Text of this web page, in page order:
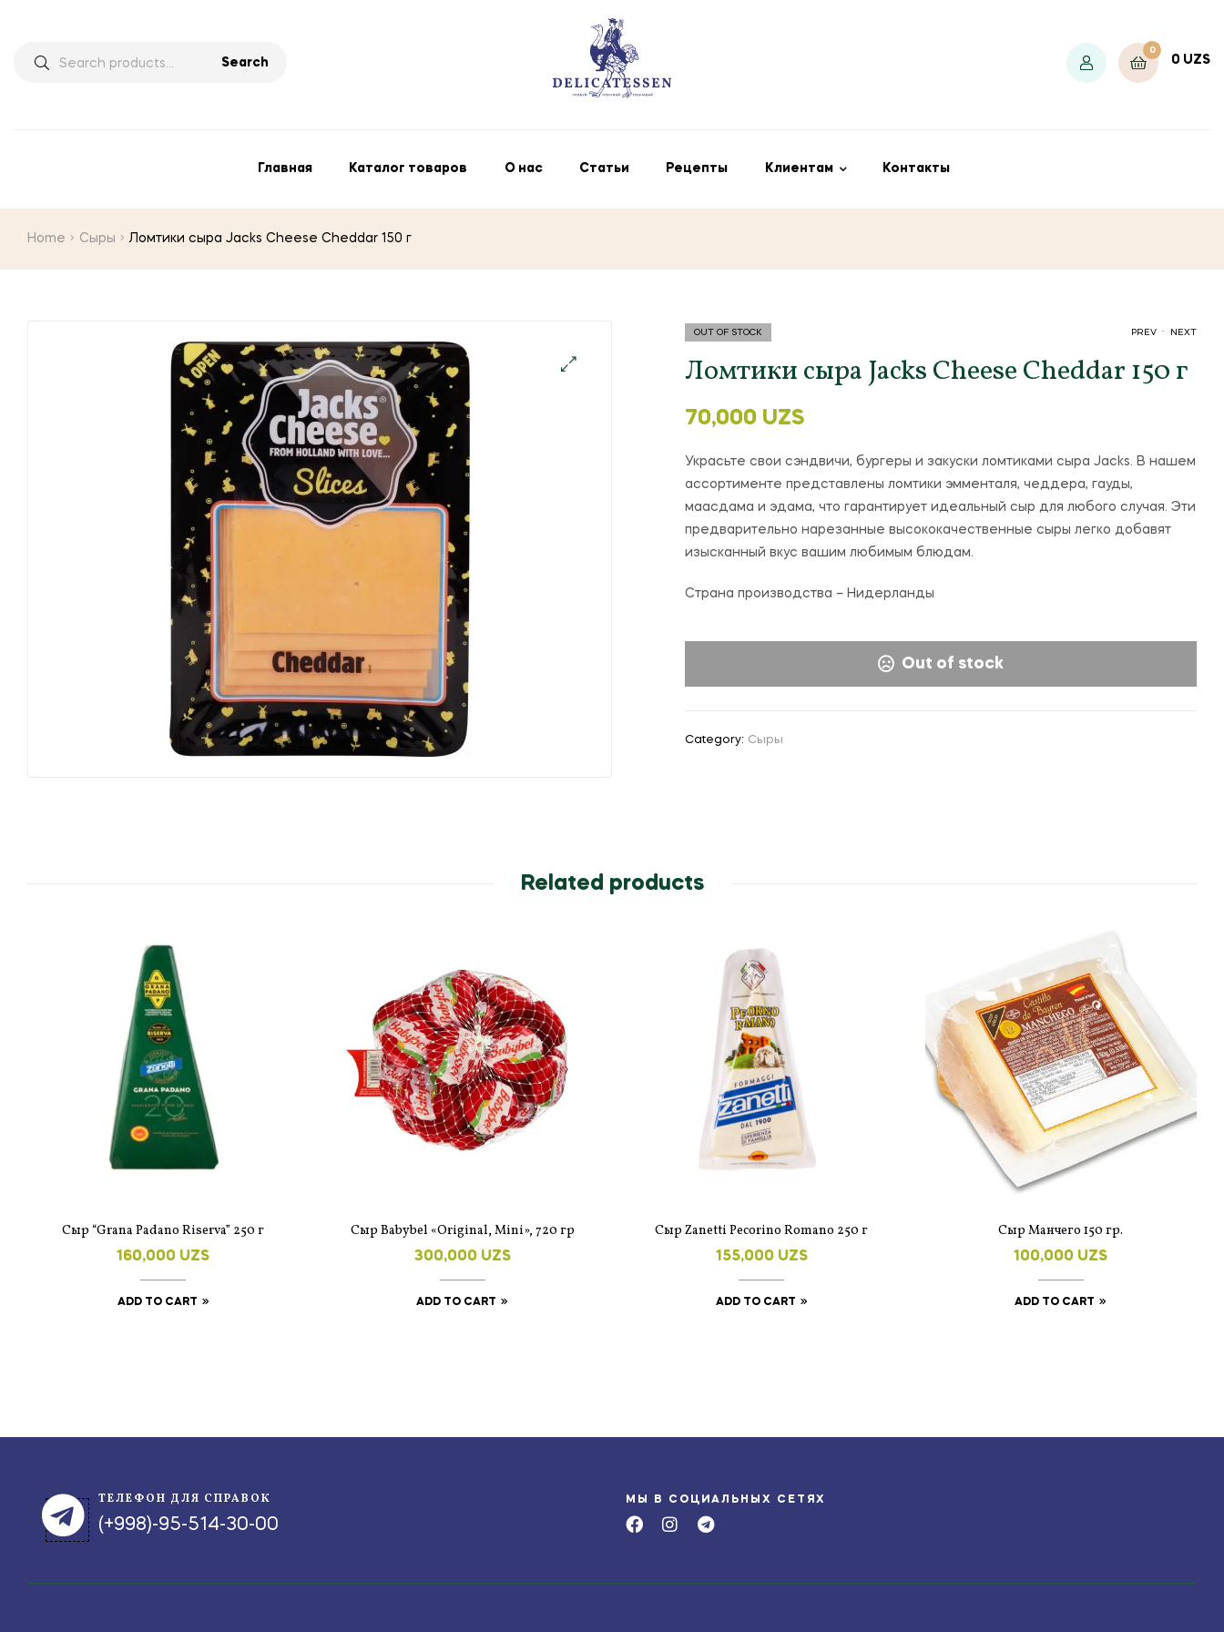
Search
0
0 UZS
Главная Каталог товаров О нас Статьи Рецепты Клиентам Контакты
Home Сыры Ломтики сыра Jacks Cheese Cheddar 150 г
PREV NEXT
OUT OF STOCK
Ломтики сыра Jacks Cheese Cheddar 150 г
70,000 UZS
Украсьте свои сэндвичи, бургеры и закуски ломтиками сыра Jacks. В нашем
ассортименте представлены ломтики эмменталя, чеддера, гауды,
маасдама и эдама, что гарантирует идеальный сыр для любого случая. Эти
предварительно нарезанные высококачественные сыры легко добавят
изысканный вкус вашим любимым блюдам.
Страна производства – Нидерланды
Out of stock
Category: Сыры
Related products
Cыр “Grana Padano Riserva” 250 г
160,000 UZS
ADD TO CART
Сыр Babybel «Original, Mini», 720 гр
300,000 UZS
ADD TO CART
Сыр Zanetti Pecorino Romano 250 г
155,000 UZS
ADD TO CART
Сыр Манчего 150 гр.
100,000 UZS
ADD TO CART
ТЕЛЕФОН ДЛЯ СПРАВОК
(+998)-95-514-30-00
МЫ В СОЦИАЛЬНЫХ СЕТЯХ